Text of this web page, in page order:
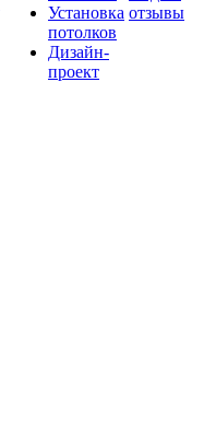
Установка
потолков
Дизайн-
проект
отзывы